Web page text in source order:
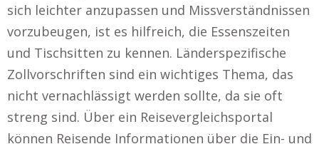
sich leichter anzupassen und Missverständnissen
vorzubeugen, ist es hilfreich, die Essenszeiten
und Tischsitten zu kennen. Länderspezifische
Zollvorschriften sind ein wichtiges Thema, das
nicht vernachlässigt werden sollte, da sie oft
streng sind. Über ein Reisevergleichsportal
können Reisende Informationen über die Ein- und